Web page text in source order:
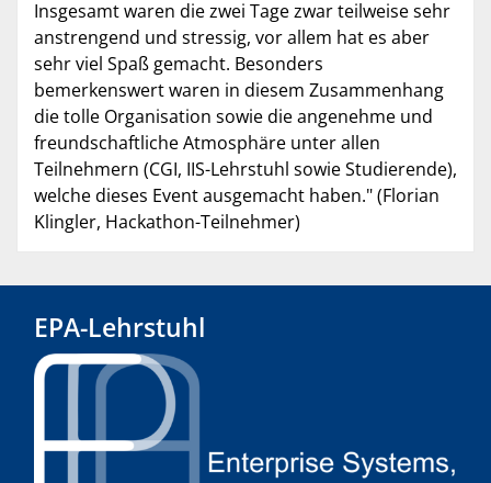
Insgesamt waren die zwei Tage zwar teilweise sehr
anstrengend und stressig, vor allem hat es aber
sehr viel Spaß gemacht. Besonders
bemerkenswert waren in diesem Zusammenhang
die tolle Organisation sowie die angenehme und
freundschaftliche Atmosphäre unter allen
Teilnehmern (CGI, IIS-Lehrstuhl sowie Studierende),
welche dieses Event ausgemacht haben." (Florian
Klingler, Hackathon-Teilnehmer)
EPA-Lehrstuhl